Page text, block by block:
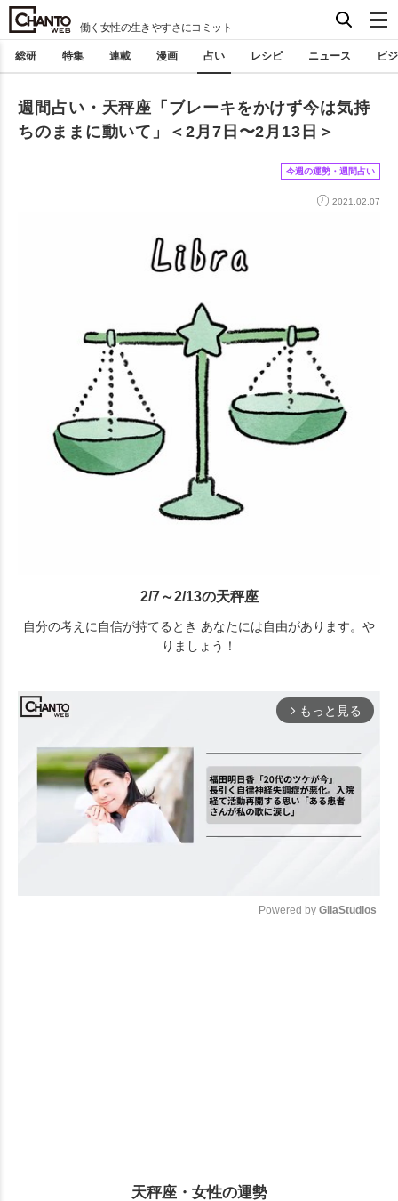
働く女性の生きやすさにコミット
総研 特集 連載 漫画 占い レシピ ニュース ビ
週間占い・天秤座「ブレーキをかけず今は気持
ちのままに動いて」＜2月7日〜2月13日＞
今週の運勢・週間占い
2021.02.07
2/7～2/13の天秤座
自分の考えに自信が持てるとき あなたには自由があります。や
りましょう！
arrow_forward_ios もっと見る
Powered by GliaStudios
天秤座・女性の運勢